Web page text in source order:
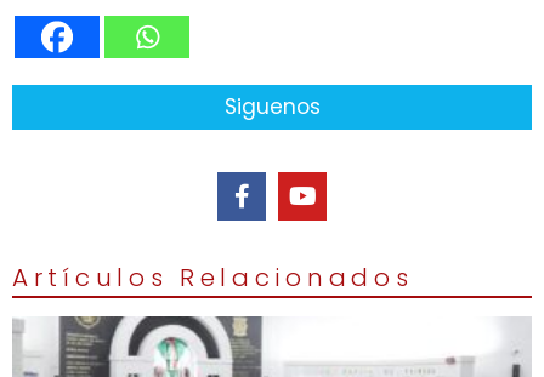
Siguenos
Artículos Relacionados